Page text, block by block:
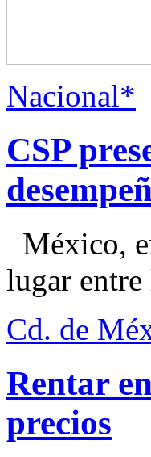
Nacional*
CSP
México,
lugar entre
Cd. de
Rentar
precios